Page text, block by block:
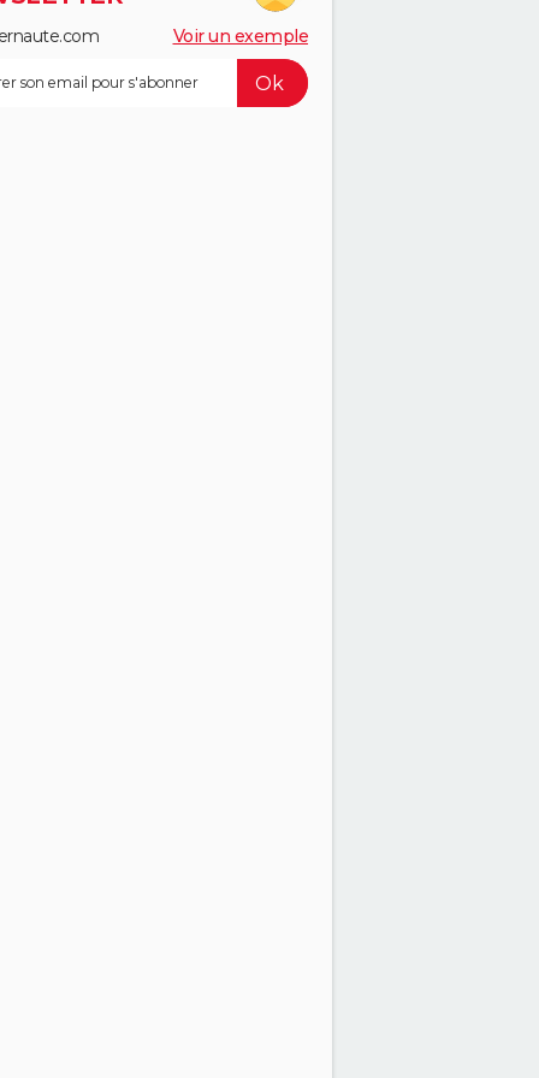
Voir un exemple